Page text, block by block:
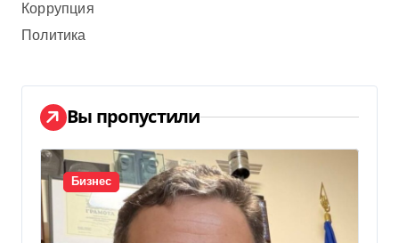
Коррупция
Политика
Вы пропустили
Бизнес